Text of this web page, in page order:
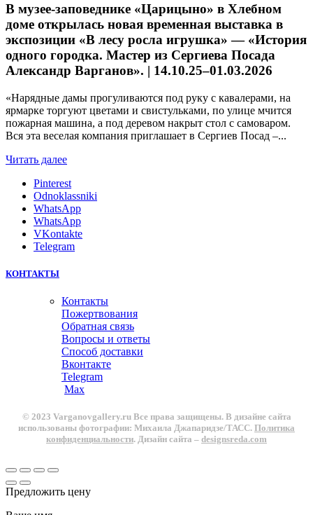
В музее-заповеднике «Царицыно» в Хлебном
доме открылась новая временная выставка в
экспозиции «В лесу росла игрушка» — «История
одного городка. Мастер из Сергиева Посада
Александр Варганов». | 14.10.25–01.03.2026
«Нарядные дамы прогуливаются под руку с кавалерами, на
ярмарке торгуют цветами и свистульками, по улице мчится
пожарная машина, а под деревом накрыт стол с самоваром.
Вся эта веселая компания приглашает в Сергиев Посад –...
Читать далее
Pinterest
Odnoklassniki
WhatsApp
WhatsApp
VKontakte
Telegram
КОНТАКТЫ
Контакты
Пожертвования
Обратная связь
Вопросы и ответы
Способ доставки
Вконтакте
Telegram
Max
© 2023 Varganovgallery.ru Все права защищены. В дизайне сайта
использованы фотографии: Михаила Джапаридзе/ТАСС. Политика
конфиденциальности. Дизайн сайта – designsreda.com
Предложить цену